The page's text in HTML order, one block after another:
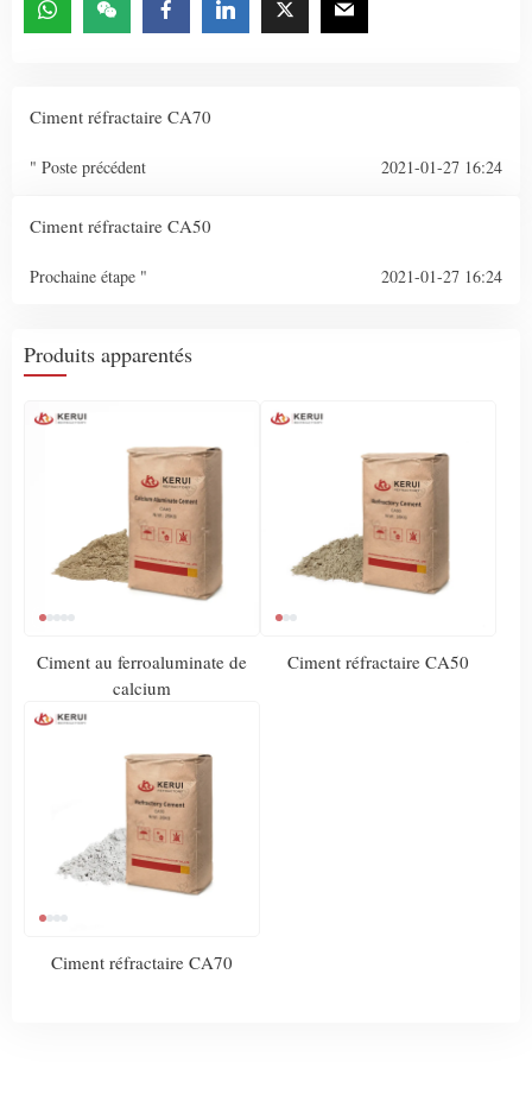
Ciment réfractaire CA70
" Poste précédent 2021-01-27 16:24
Ciment réfractaire CA50
Prochaine étape " 2021-01-27 16:24
Produits apparentés
Ciment au ferroaluminate de
calcium
Ciment réfractaire CA50
Ciment réfractaire CA70